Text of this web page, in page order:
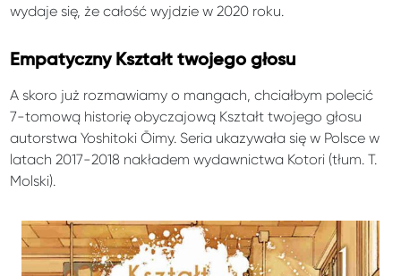
wydaje się, że całość wyjdzie w 2020 roku.
Empatyczny Kształt twojego głosu
A skoro już rozmawiamy o mangach, chciałbym polecić
7-tomową historię obyczajową Kształt twojego głosu
autorstwa Yoshitoki Ōimy. Seria ukazywała się w Polsce w
latach 2017-2018 nakładem wydawnictwa Kotori (tłum. T.
Molski).